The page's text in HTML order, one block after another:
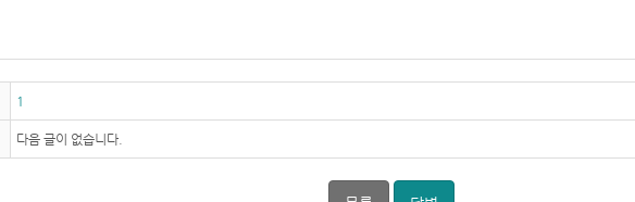
1
다음 글이 없습니다.